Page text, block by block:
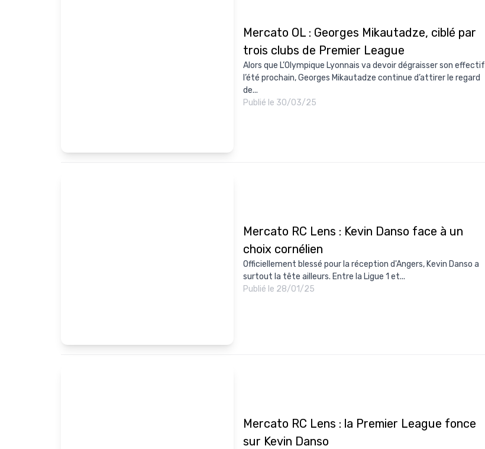
Mercato OL : Georges Mikautadze, ciblé par
trois clubs de Premier League
Alors que L’Olympique Lyonnais va devoir dégraisser son effectif
l’été prochain, Georges Mikautadze continue d’attirer le regard
de...
Publié le 30/03/25
Mercato RC Lens : Kevin Danso face à un
choix cornélien
Officiellement blessé pour la réception d'Angers, Kevin Danso a
surtout la tête ailleurs. Entre la Ligue 1 et...
Publié le 28/01/25
Mercato RC Lens : la Premier League fonce
sur Kevin Danso